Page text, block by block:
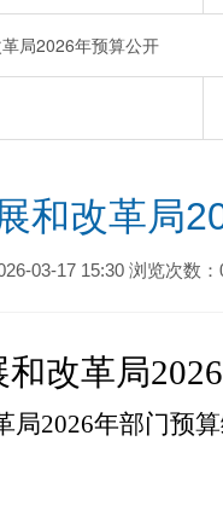
局2026年预算公开
和改革局
03-17 15:30 浏览次数：
改革局
局2026年部门预